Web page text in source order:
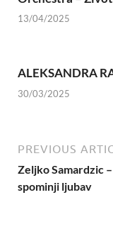
13/04/2025
ALEKSANDRA
30/03/2025
PREVIOUS
Zeljko Samardzic
spominji ljubav